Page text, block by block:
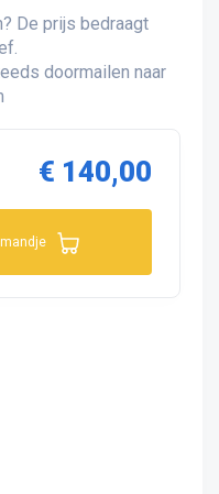
De prijs bedraagt
doormailen naar
€ 140,00